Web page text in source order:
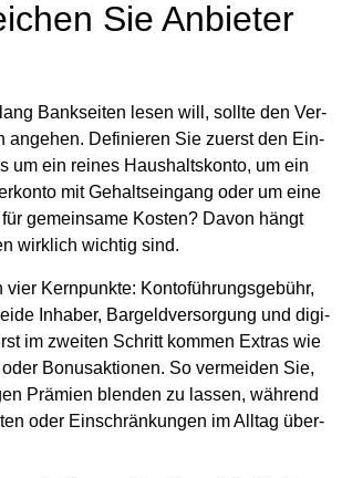
Sie Anbie­ter
Bank­sei­ten lesen will, soll­te den Ver­
ange­hen. Defi­nie­ren Sie zuerst den Ein­
um ein rei­nes Haus­halts­kon­to, um ein
mit Gehalts­ein­gang oder um eine
gemein­sa­me Kos­ten? Davon hängt
wirk­lich wich­tig sind.
vier Kern­punk­te: Kon­to­füh­rungs­ge­bühr,
Inha­ber, Bar­geld­ver­sor­gung und digi­
im zwei­ten Schritt kom­men Extras wie
Bonus­ak­tio­nen. So ver­mei­den Sie,
Prä­mi­en blen­den zu las­sen, wäh­rend
oder Ein­schrän­kun­gen im All­tag über­